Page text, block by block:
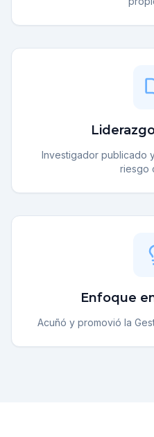
Investigador publicado
riesgo
Enfoque
Acuñó y promovió la